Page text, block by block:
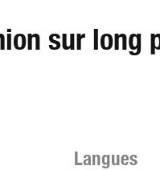
sur long
Langues